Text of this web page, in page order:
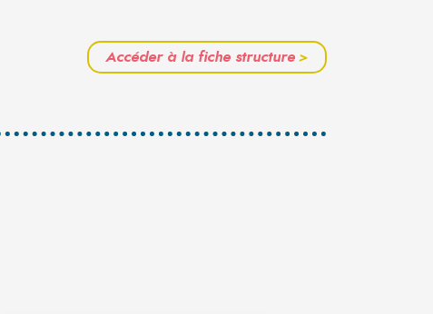
Accéder à la fiche structure>